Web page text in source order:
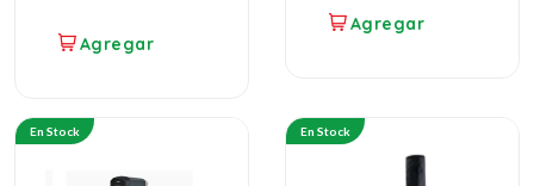
En Stock En Stock